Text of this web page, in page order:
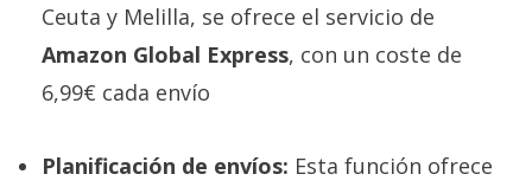
Ceuta y Melilla, se ofrece el servicio de
Amazon Global Express, con un coste de
6,99€ cada envío
Planificación de envíos: Esta función ofrece